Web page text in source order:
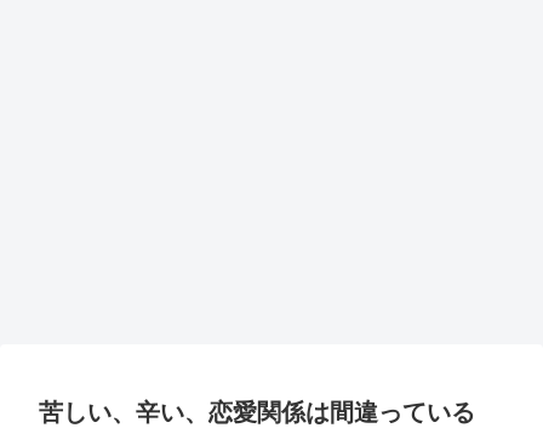
苦しい、辛い、恋愛関係は間違っている